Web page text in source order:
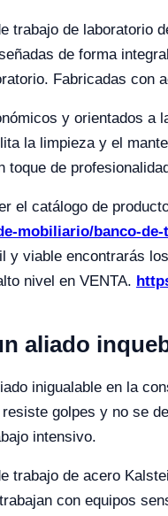
trabajo de laboratorio
de forma
Fabricadas con
y orientados a
la limpieza y el
toque de
el catálogo de
mobiliario/banco-de-
y viable encontrarás
nivel en VENTA.
aliado
inigualable en la
golpes y no se
intensivo.
trabajo de acero
con equipos